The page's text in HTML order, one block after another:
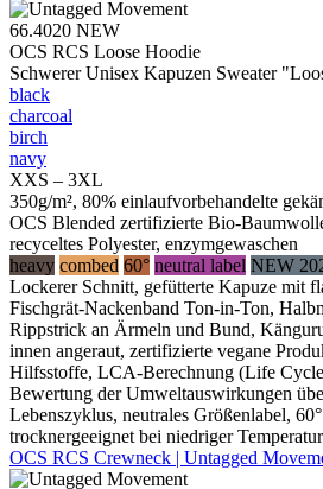
66.4020 NEW
OCS RCS Loose Hoodie
Schwerer Unisex Kapuzen Sweater
black
charcoal
birch
navy
XXS – 3XL
350g/m², 80% einlaufvorbehandelte
OCS Blended zertifizierte Bio-
recyceltes Polyester, enzymgewaschen
heavy combed 60° neutral label NEW
Lockerer Schnitt, gefütterte Kapuze mit
Fischgrät-Nackenband Ton-in-Ton,
Rippstrick an Ärmeln und Bund,
innen angeraut, zertifizierte vegane
Hilfsstoffe, LCA-Berechnung (Life Cycle
Bewertung der Umweltauswirkungen
Lebenszyklus, neutrales Größenlabel,
trocknergeeignet bei niedriger Temperatur
OCS RCS Crewneck | Untagged